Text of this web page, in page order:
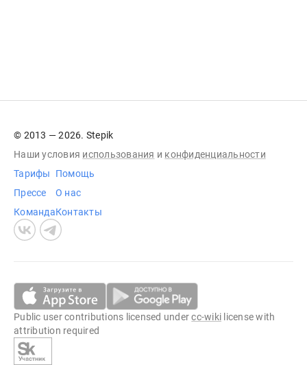
© 2013 — 2026. Stepik
Наши условия использования и конфиденциальности
Тарифы
Прессе
Команда
Помощь
О нас
Контакты
Public user contributions licensed undercc-wiki license with
attribution required